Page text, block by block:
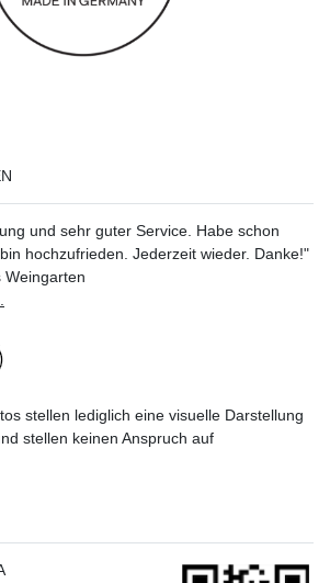
und sehr guter Service. Habe schon
hochzufrieden. Jederzeit wieder. Danke!"
Weingarten
stellen lediglich eine visuelle Darstellung
stellen keinen Anspruch auf